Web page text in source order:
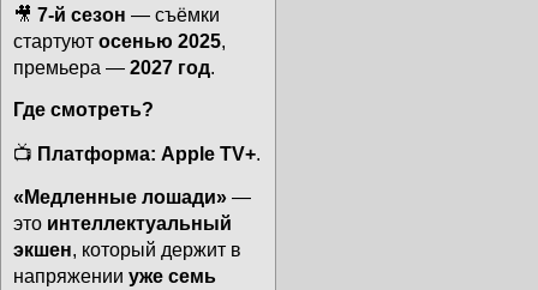
🎥 7-й сезон — съёмки
стартуют осенью 2025,
премьера — 2027 год.
Где смотреть?
📺 Платформа: Apple TV+.
«Медленные лошади» —
это интеллектуальный
экшен, который держит в
напряжении уже семь